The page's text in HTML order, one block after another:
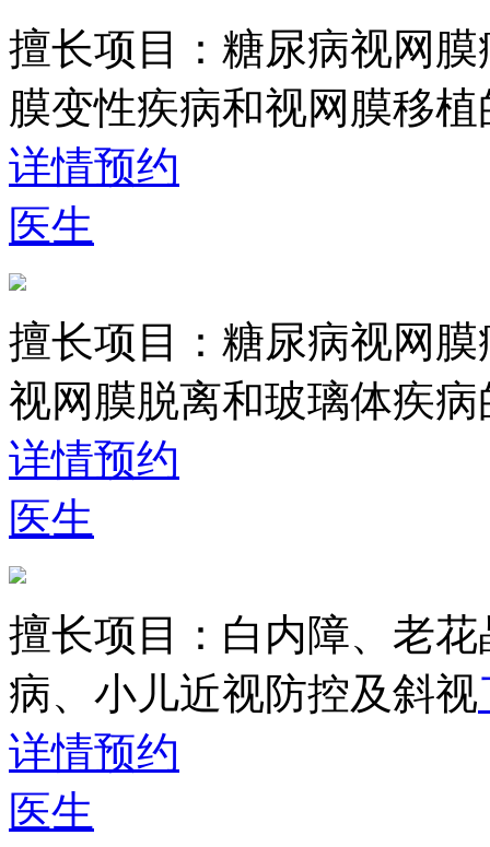
擅长项目： 糖尿病视网
膜变性疾病和视网膜移
详情预约
医生
擅长项目： 糖尿病视网
视网膜脱离和玻璃体疾
详情预约
医生
擅长项目： 白内障、老
病、小儿近视防控及斜视
详情预约
医生